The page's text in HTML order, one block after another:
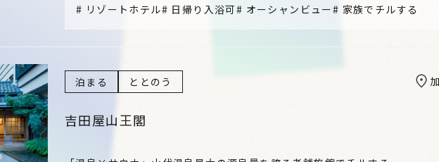
# リゾートホテル# 日帰り入浴可# オーシャンビュー# 家族でチルする
泊まる ととのう
吉田屋山王閣